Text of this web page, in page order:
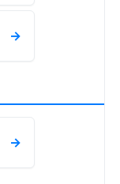
→
→